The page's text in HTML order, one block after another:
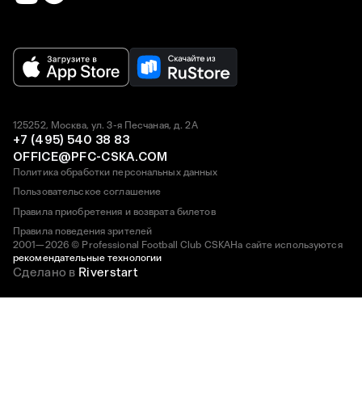
2001—2026 © Professional Football Club CSKAНа сайте используются
рекомендательные технологии
125252, Москва, ул. 3-я Песчаная, д. 2А
+7 (495) 540 38 83
OFFICE@PFC-CSKA.COM
Политика обработки персональных данных
Пользовательское соглашение
Правила приобретения и возврата билетов
Правила поведения зрителей
Сделано в Riverstart